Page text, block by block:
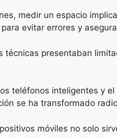
medir un espacio
evitar errores y
técnicas presentaban
teléfonos inteligentes y
se ha transformado
móviles no solo